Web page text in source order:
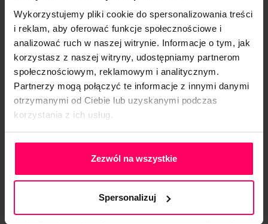
Wykorzystujemy pliki cookie do spersonalizowania treści
i reklam, aby oferować funkcje społecznościowe i
analizować ruch w naszej witrynie. Informacje o tym, jak
korzystasz z naszej witryny, udostępniamy partnerom
społecznościowym, reklamowym i analitycznym.
Partnerzy mogą połączyć te informacje z innymi danymi
otrzymanymi od Ciebie lub uzyskanymi podczas
korzystania z ich usług.
Polityka Prywatności
Zezwól na wszystkie
Spersonalizuj
technologiczne stają się silne, konkurencyjne i jak
szybko rosną. Jak można było się spodziewać,
katalizatorem tak dynamicznego wzrostu dla
wielu z nich była pandemia, która wymusiła na
niemal każdej branży inwestycję w technologię w
znacznie większym stopniu niż to było wcześniej
– mówi Agnieszka Zielińska, partner w Dziale
Technology Fast 50 Central Europe.
„Deloitte Technology Fast 50 Central Europe” to